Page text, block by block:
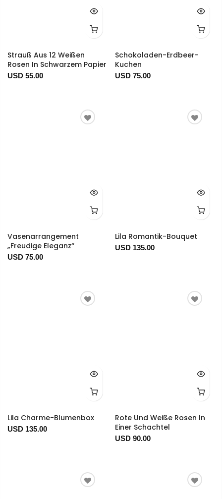
Strauß Aus 12 Weißen
Rosen In Schwarzem Papier
USD 55.00
Schokoladen-Erdbeer-
Kuchen
USD 75.00
Vasenarrangement
„Freudige Eleganz“
USD 75.00
Lila Romantik-Bouquet
USD 135.00
Lila Charme-Blumenbox
USD 135.00
Rote Und Weiße Rosen In
Einer Schachtel
USD 90.00